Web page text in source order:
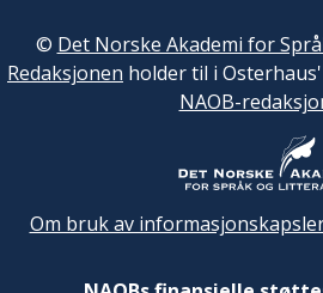
© Det Norske Akademi for
Redaksjonen holder til i
NAOB-
Om bruk av